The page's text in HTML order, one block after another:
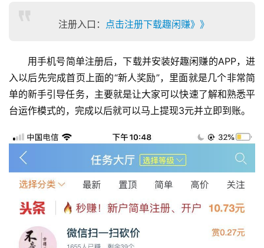
页
赚
简
手
登录 注册
注册入口： 点击注册下载趣闲赚》》
用手机号简单注册后，下载并安装好趣闲赚的APP，进
入以后先完成首页上面的“新人奖励”，里面就是几个非常简
单的新手引导任务，主要就是让大家可以快速了解和熟悉平
台运作模式的，完成以后就可以马上提现3元并立即到账。